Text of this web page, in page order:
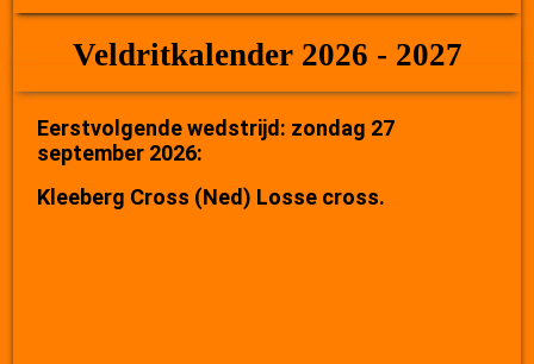
Veldritkalender 2026 - 2027
Eerstvolgende wedstrijd: zondag 27
september 2026:
Kleeberg Cross (Ned) Losse cross.